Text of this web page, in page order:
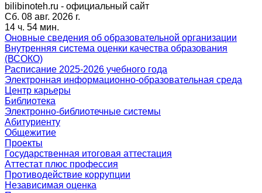
bilibinoteh.ru - официальный сайт
Сб. 08 авг. 2026 г.
14 ч. 54 мин.
Оновные сведения об образовательной организации
Внутренняя система оценки качества образования
(ВСОКО)
Расписание 2025-2026 учебного года
Электронная информационно-образовательная среда
Центр карьеры
Библиотека
Электронно-библиотечные системы
Абитуриенту
Общежитие
Проекты
Государственная итоговая аттестация
Аттестат плюс профессия
Противодействие коррупции
Независимая оценка